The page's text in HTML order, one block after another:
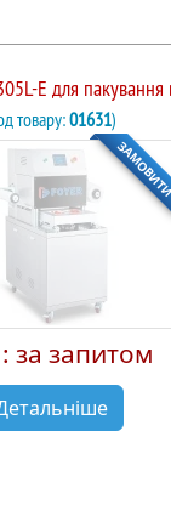
E для
товару:01631)
за запитом